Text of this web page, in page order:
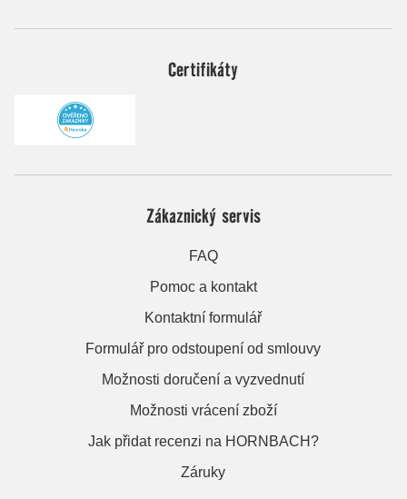
Certifikáty
Zákaznický servis
FAQ
Pomoc a kontakt
Kontaktní formulář
Formulář pro odstoupení od smlouvy
Možnosti doručení a vyzvednutí
Možnosti vrácení zboží
Jak přidat recenzi na HORNBACH?
Záruky